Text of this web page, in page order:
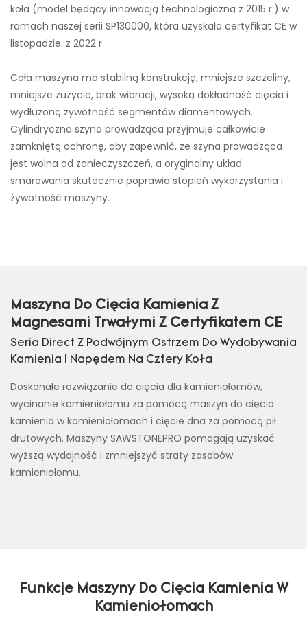
koła (model będący innowacją technologiczną z 2015 r.) w
ramach naszej serii SP130000, która uzyskała certyfikat CE w
listopadzie. z 2022 r.
Cała maszyna ma stabilną konstrukcję, mniejsze szczeliny,
mniejsze zużycie, brak wibracji, wysoką dokładność cięcia i
wydłużoną żywotność segmentów diamentowych.
Cylindryczna szyna prowadząca przyjmuje całkowicie
zamkniętą ochronę, aby zapewnić, że szyna prowadząca
jest wolna od zanieczyszczeń, a oryginalny układ
smarowania skutecznie poprawia stopień wykorzystania i
żywotność maszyny.
Maszyna Do Cięcia Kamienia Z
Magnesami Trwałymi Z Certyfikatem CE
Seria Direct Z Podwójnym Ostrzem Do Wydobywania
Kamienia I Napędem Na Cztery Koła
Doskonałe rozwiązanie do cięcia dla kamieniołomów,
wycinanie kamieniołomu za pomocą maszyn do cięcia
kamienia w kamieniołomach i cięcie dna za pomocą pił
drutowych. Maszyny SAWSTONEPRO pomagają uzyskać
wyższą wydajność i zmniejszyć straty zasobów
kamieniołomu.
Funkcje Maszyny Do Cięcia Kamienia W
Kamieniołomach